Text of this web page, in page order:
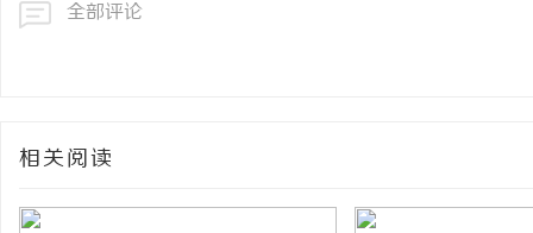
全部评论
相关阅读